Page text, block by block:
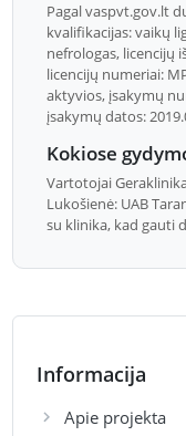
Pagal vaspvt.gov.lt
kvalifikacijas: vaikų
nefrologas, licencijų
licencijų numeriai:
aktyvios, įsakymų
įsakymų datos:
Kokiose
Vartotojai
Lukošienė: UAB
su klinika, kad gauti
Informacija
Apie projekta